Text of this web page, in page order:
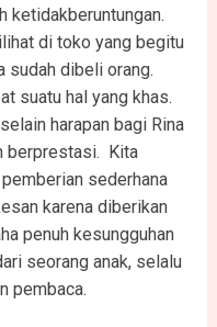
ketidakberuntungan.
di toko yang begitu
sudah dibeli orang.
suatu hal yang khas.
harapan bagi Rina
berprestasi. Kita
sederhana
karena diberikan
penuh kesungguhan
seorang anak, selalu
pembaca.